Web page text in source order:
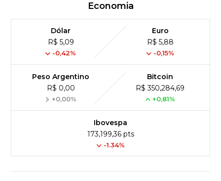
Economia
Dólar
R$ 5,09
-0,42%
Euro
R$ 5,88
-0,15%
Peso Argentino
R$ 0,00
+0,00%
Bitcoin
R$ 350,284,69
+0,81%
Ibovespa
173,199,36 pts
-1.34%